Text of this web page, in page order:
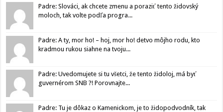
Padre: Slováci, ak chcete zmenu a poraziť tento židovský
moloch, tak volte podľa progra...
Padre: A ty, mor ho! – hoj, mor ho! detvo môjho rodu, kto
kradmou rukou siahne na tvoju...
Padre: Uvedomujete si tu všetci, že tento židoloj, má byť
guvernérom SNB ?! Porovnajte...
Padre: Tu je dôkaz o Kamenickom, je to židopodvodník, tak